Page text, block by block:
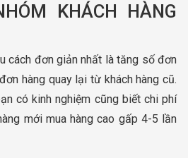
KHÁCH HÀNG
cách đơn giản nhất là tăng số đơn
hàng quay lại từ khách hàng cũ.
có kinh nghiệm cũng biết chi phí
mới mua hàng cao gấp 4-5 lần